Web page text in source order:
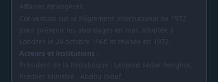
Affaires étrangères.
Convention sur le Règlement international de 1972
pour prévenir les abordages en mer, adoptée à
Londres le 20 octobre 1960 et révisée en 1972.
Acteurs et institutions :
Président de la République : Léopold Sédar Senghor.
Premier Ministre : Abdou Diouf.